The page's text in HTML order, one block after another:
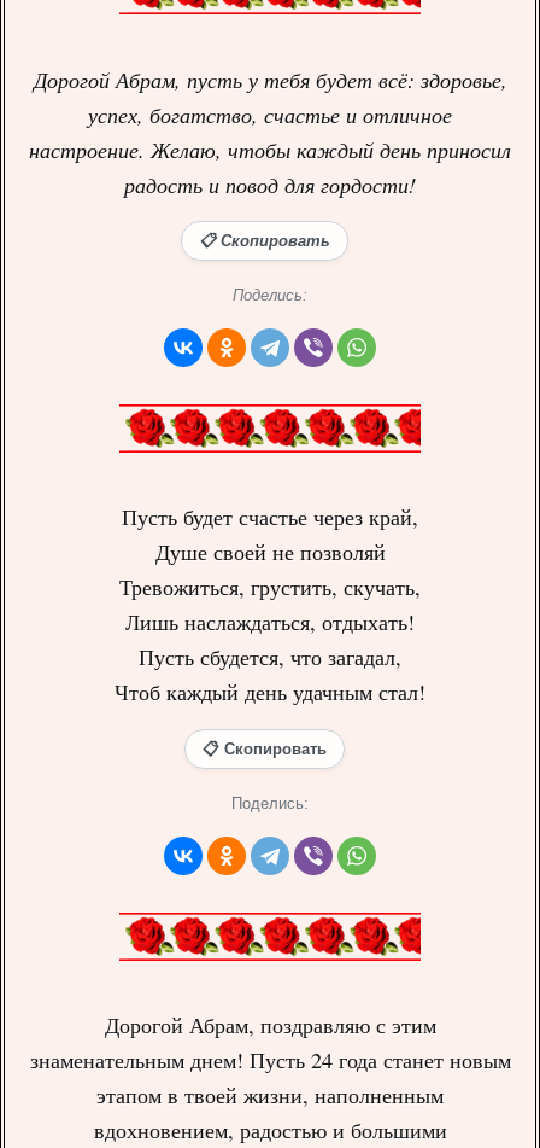
Дорогой Абрам, пусть у тебя будет всё: здоровье,
успех, богатство, счастье и отличное
настроение. Желаю, чтобы каждый день приносил
радость и повод для гордости!
📋 Скопировать
Поделись:
Пусть будет счастье через край,
Душе своей не позволяй
Тревожиться, грустить, скучать,
Лишь наслаждаться, отдыхать!
Пусть сбудется, что загадал,
Чтоб каждый день удачным стал!
📋 Скопировать
Поделись:
Дорогой Абрам, поздравляю с этим
знаменательным днем! Пусть 24 года станет новым
этапом в твоей жизни, наполненным
вдохновением, радостью и большими